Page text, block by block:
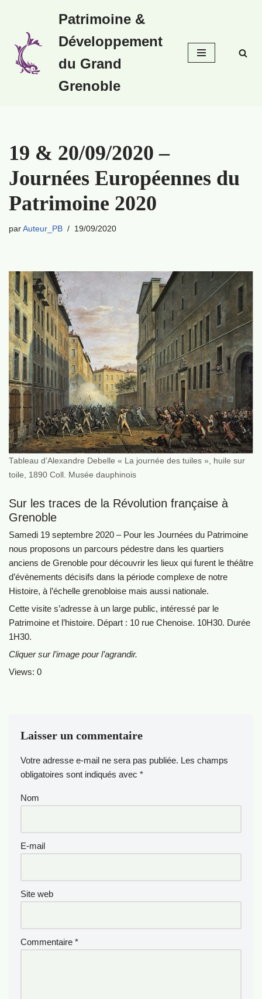
au
contenu
Patrimoine &
Développement
du Grand
Grenoble
19 & 20/09/2020 –
Journées Européennes du
Patrimoine 2020
par Auteur_PB 19/09/2020
Tableau d’Alexandre Debelle « La journée des tuiles », huile sur
toile, 1890 Coll. Musée dauphinois
Sur les traces de la Révolution française à
Grenoble
Samedi 19 septembre 2020 – Pour les Journées du Patrimoine
nous proposons un parcours pédestre dans les quartiers
anciens de Grenoble pour découvrir les lieux qui furent le théâtre
d’évènements décisifs dans la période complexe de notre
Histoire, à l’échelle grenobloise mais aussi nationale.
Cette visite s’adresse à un large public, intéressé par le
Patrimoine et l’histoire. Départ : 10 rue Chenoise. 10H30. Durée
1H30.
Cliquer sur l’image pour l’agrandir.
Views: 0
Laisser un commentaire
Votre adresse e-mail ne sera pas publiée. Les champs
obligatoires sont indiqués avec *
Nom
E-mail
Site web
Commentaire *